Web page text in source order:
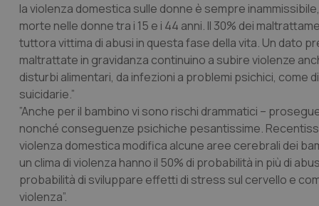
la violenza domestica sulle donne è sempre
morte nelle donne tra i 15 e i 44 anni. Il 30% dei
tuttora vittima di abusi in questa fase della vita. Un dato
maltrattate in gravidanza continuino a subire violenze
disturbi alimentari, da infezioni a problemi psichici, come
suicidarie.”
”Anche per il bambino vi sono rischi drammatici –
nonché conseguenze psichiche pesantissime.
violenza domestica modifica alcune aree cerebrali dei
un clima di violenza hanno il 50% di probabilità in più di
probabilità di sviluppare effetti di stress sul cervello e
violenza”.
I cookie necessari
e l'accesso alle aree